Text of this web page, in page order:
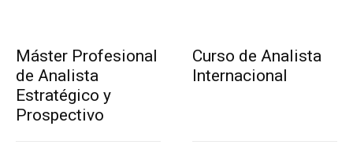
Máster Profesional
de Analista
Estratégico y
Prospectivo
Curso de Analista
Internacional